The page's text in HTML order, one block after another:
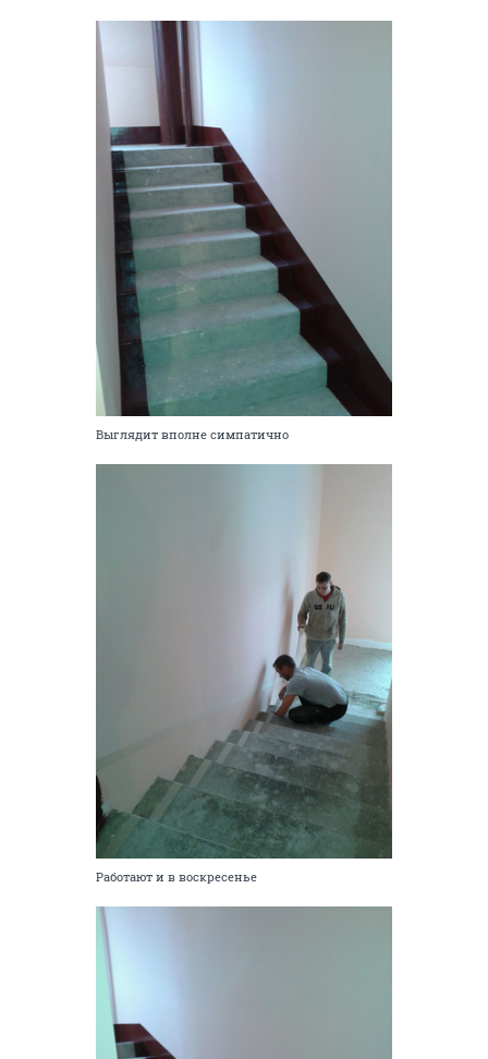
Выглядит вполне симпатично
Работают и в воскресенье